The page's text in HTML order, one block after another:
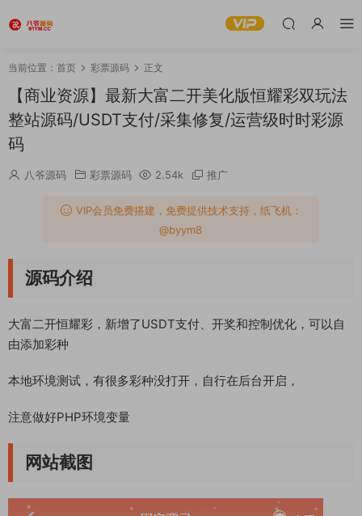
当前位置： 首页 彩票源码 正文
【商业资源】最新大富二开美化版恒耀彩双玩法
整站源码/USDT支付/采集修复/运营级时时彩源
码
八爷源码 彩票源码 2.54k 推广
VIP会员免费搭建，免费提供技术支持，纸飞机：
@byym8
源码介绍
大富二开恒耀彩，新增了USDT支付、开奖和控制优化，可以自
由添加彩种
本地环境测试，有很多彩种没打开，自行在后台开启，
注意做好PHP环境变量
网站截图